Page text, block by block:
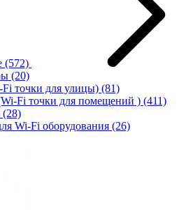
(572)
(20)
точки для улицы) (81)
Fi точки для помещений ) (411)
(28)
Wi-Fi оборудования (26)